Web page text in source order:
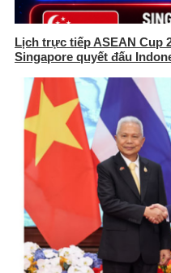
Lịch trực tiếp ASEAN Cup
Singapore quyết đấu